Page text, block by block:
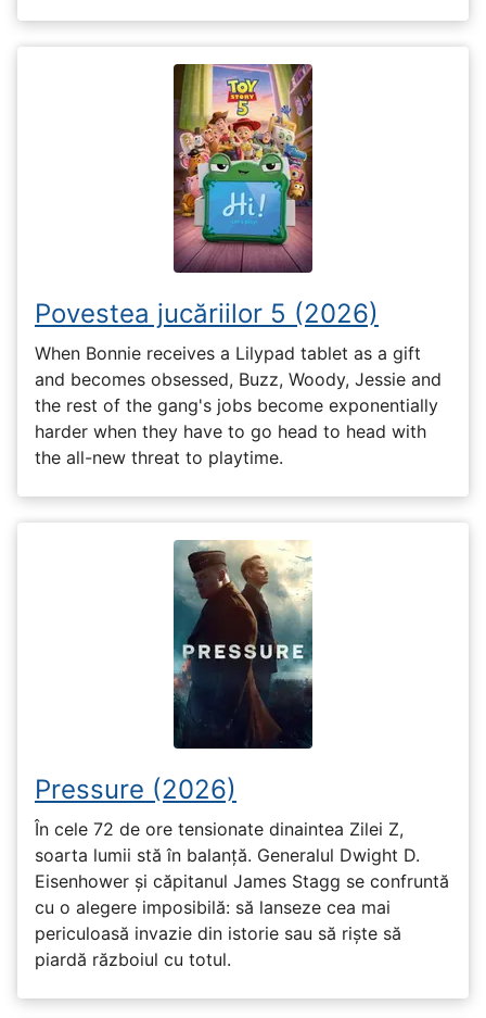
Povestea jucăriilor 5 (2026)
When Bonnie receives a Lilypad tablet as a gift
and becomes obsessed, Buzz, Woody, Jessie and
the rest of the gang's jobs become exponentially
harder when they have to go head to head with
the all-new threat to playtime.
Pressure (2026)
În cele 72 de ore tensionate dinaintea Zilei Z,
soarta lumii stă în balanță. Generalul Dwight D.
Eisenhower și căpitanul James Stagg se confruntă
cu o alegere imposibilă: să lanseze cea mai
periculoasă invazie din istorie sau să riște să
piardă războiul cu totul.